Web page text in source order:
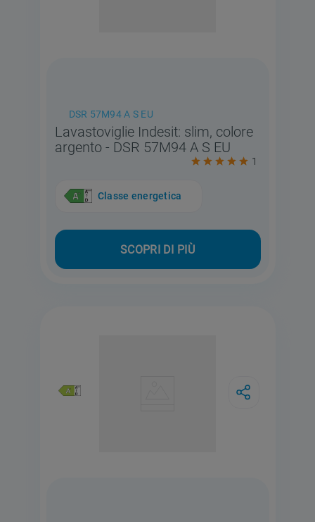
DSR 57M94 A S EU
Lavastoviglie Indesit: slim, colore
argento - DSR 57M94 A S EU
1
Classe energetica
SCOPRI DI PIÙ